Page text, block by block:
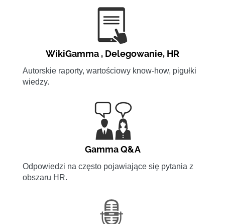
WikiGamma , Delegowanie, HR
Autorskie raporty, wartościowy know-how, pigułki
wiedzy.
Gamma Q&A
Odpowiedzi na często pojawiające się pytania z
obszaru HR.